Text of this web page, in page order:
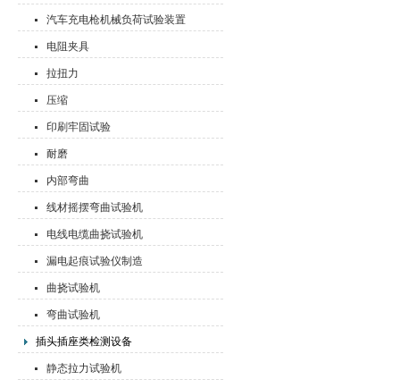
汽车充电枪机械负荷试验装置
电阻夹具
拉扭力
压缩
印刷牢固试验
耐磨
内部弯曲
线材摇摆弯曲试验机
电线电缆曲挠试验机
漏电起痕试验仪制造
曲挠试验机
弯曲试验机
插头插座类检测设备
静态拉力试验机